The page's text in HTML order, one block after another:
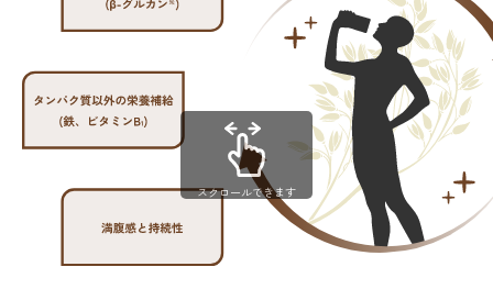
スクロールできます